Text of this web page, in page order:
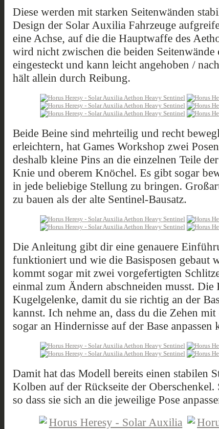
Diese werden mit starken Seitenwänden
Design der Solar Auxilia Fahrzeuge
eine Achse, auf die die Hauptwaffe des
wird nicht zwischen die beiden
eingesteckt und kann leicht angehoben /
hält allein durch Reibung.
Beide Beine sind mehrteilig und recht
erleichtern, hat Games Workshop zwei
deshalb kleine Pins an die einzelnen Teile
Knie und oberem Knöchel. Es gibt sogar
in jede beliebige Stellung zu bringen.
zu bauen als der alte Sentinel-Bausatz.
Die Anleitung gibt dir eine genauere
funktioniert und wie die Basisposen gebaut
kommt sogar mit zwei vorgefertigten
einmal zum Ändern abschneiden musst.
Kugelgelenke, damit du sie richtig an der
kannst. Ich nehme an, dass du die Zehen
sogar an Hindernisse auf der Base anpassen
Damit hat das Modell bereits einen stabilen
Kolben auf der Rückseite der
so dass sie sich an die jeweilige Pose